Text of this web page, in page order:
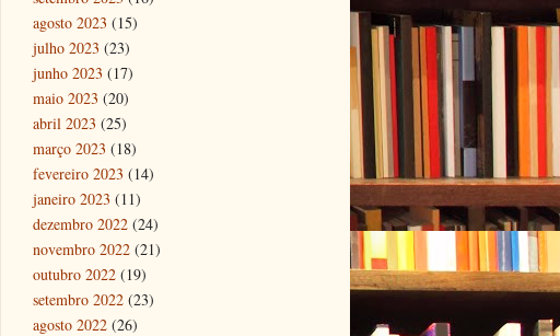
agosto 2023 (15)
julho 2023 (23)
junho 2023 (17)
maio 2023 (20)
abril 2023 (25)
março 2023 (18)
fevereiro 2023 (14)
janeiro 2023 (11)
dezembro 2022 (24)
novembro 2022 (21)
outubro 2022 (19)
setembro 2022 (23)
agosto 2022 (26)